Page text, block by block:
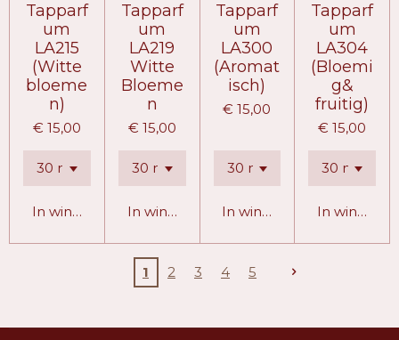
Tapparf
um
LA215
(Witte
bloeme
n)
€ 15,00
In winkelwagen
Tapparf
um
LA219
Witte
Bloeme
n
€ 15,00
In winkelwagen
Tapparf
um
LA300
(Aromat
isch)
€ 15,00
In winkelwagen
Tapparf
um
LA304
(Bloemi
g&
fruitig)
€ 15,00
In
1 2 3 4 5